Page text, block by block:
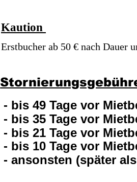
Kaution
Erstbucher ab 50 € nach Dauer
- bis 49 Tage vor
- bis 35 Tage vor
- bis 21 Tage vor
- bis 10 Tage vor
- ansonsten (später